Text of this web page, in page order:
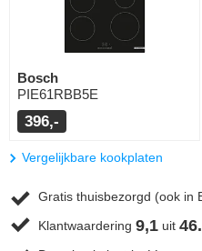
Bosch
PIE61RBB5E
396,-
Vergelijkbare kookplaten
Gratis thuisbezorgd (ook in
Klantwaardering 9,1 uit